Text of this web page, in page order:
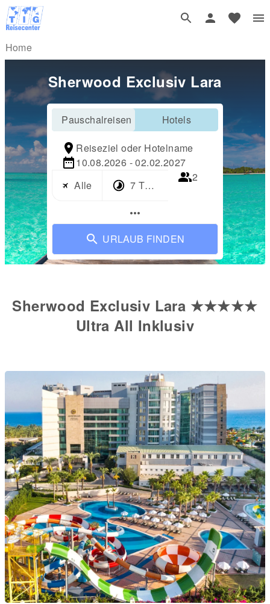
Home
Sherwood Exclusiv Lara
Pauschalreisen Hotels
Reiseziel oder Hotelname
10.08.2026 - 02.02.2027
Alle
7 Tage
2
more_horiz
URLAUB FINDEN
Sherwood Exclusiv Lara ★★★★★
Ultra All Inklusiv